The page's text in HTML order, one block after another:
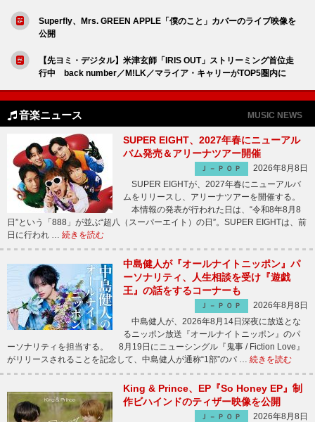
Superfly、Mrs. GREEN APPLE「僕のこと」カバーのライブ映像を
公開
【先ヨミ・デジタル】米津玄師「IRIS OUT」ストリーミング首位走
行中 back number／M!LK／マライア・キャリーがTOP5圏内に
音楽ニュース MUSIC NEWS
SUPER EIGHT、2027年春にニューアル
バム発売＆アリーナツアー開催
Ｊ－ＰＯＰ
2026年8月8日
SUPER EIGHTが、2027年春にニューアルバ
ムをリリースし、アリーナツアーを開催する。
本情報の発表が行われた日は、“令和8年8月8
日”という「888」が並ぶ“超八（スーパーエイト）の日”。SUPER EIGHTは、前
日に行われ … 続きを読む
中島健人が『オールナイトニッポン』パ
ーソナリティ、人生相談を受け『遊戯
王』の話をするコーナーも
Ｊ－ＰＯＰ
2026年8月8日
中島健人が、2026年8月14日深夜に放送とな
るニッポン放送『オールナイトニッポン』のパ
ーソナリティを担当する。 8月19日にニューシングル『鬼事 / Fiction Love』
がリリースされることを記念して、中島健人が通称“1部”のパ … 続きを読む
King & Prince、EP『So Honey EP』制
作ビハインドのティザー映像を公開
Ｊ－ＰＯＰ
2026年8月8日